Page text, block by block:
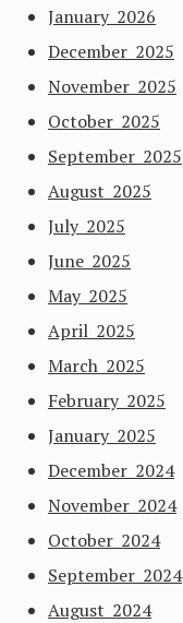
January 2026
December 2025
November 2025
October 2025
September 2025
August 2025
July 2025
June 2025
May 2025
April 2025
March 2025
February 2025
January 2025
December 2024
November 2024
October 2024
September 2024
August 2024